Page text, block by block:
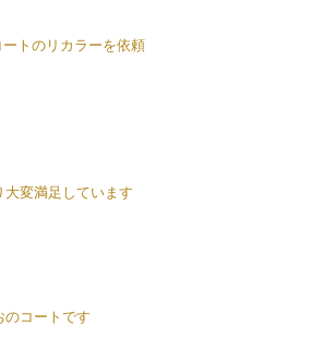
トのリカラーを依頼
変満足しています
のコートです